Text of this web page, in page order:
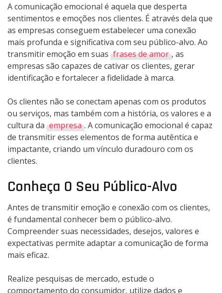
A comunicação emocional é aquela que desperta
sentimentos e emoções nos clientes. É através dela que
as empresas conseguem estabelecer uma conexão
mais profunda e significativa com seu público-alvo. Ao
transmitir emoção em suas frases de amor , as
empresas são capazes de cativar os clientes, gerar
identificação e fortalecer a fidelidade à marca.
Os clientes não se conectam apenas com os produtos
ou serviços, mas também com a história, os valores e a
cultura da empresa . A comunicação emocional é capaz
de transmitir esses elementos de forma autêntica e
impactante, criando um vínculo duradouro com os
clientes.
Conheça O Seu Público-Alvo
Antes de transmitir emoção e conexão com os clientes,
é fundamental conhecer bem o público-alvo.
Compreender suas necessidades, desejos, valores e
expectativas permite adaptar a comunicação de forma
mais eficaz.
Realize pesquisas de mercado, estude o
comportamento do consumidor, utilize dados e